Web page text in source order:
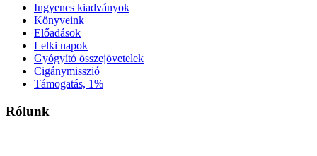
Ingyenes kiadványok
Könyveink
Előadások
Lelki napok
Gyógyító összejövetelek
Cigánymisszió
Támogatás, 1%
Rólunk